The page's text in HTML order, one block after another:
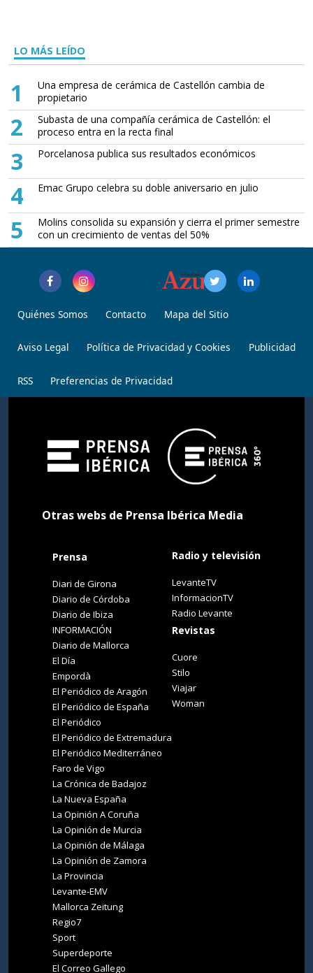
LO MÁS LEÍDO
1
Una empresa de cerámica de Castellón cambia de
propietario
2
Subasta de una compañía cerámica de Castellón: el
proceso entra en la recta final
3 Porcelanosa publica sus resultados económicos
4 Emac Grupo celebra su doble aniversario en julio
5
Molins consolida su expansión y cierra el primer semestre
con un crecimiento de ventas del 50%
Quiénes Somos Contacto Mapa del Sitio
Aviso Legal Política de Privacidad y Cookies Publicidad
RSS Preferencias de Privacidad
Otras webs de Prensa Ibérica Media
Prensa
Diari de Girona
Diario de Córdoba
Diario de Ibiza
INFORMACIÓN
Diario de Mallorca
El Día
Empordà
El Periódico de Aragón
El Periódico de España
El Periódico
El Periódico de Extremadura
El Periódico Mediterráneo
Faro de Vigo
La Crónica de Badajoz
La Nueva España
La Opinión A Coruña
La Opinión de Murcia
La Opinión de Málaga
La Opinión de Zamora
La Provincia
Levante-EMV
Mallorca Zeitung
Regio7
Sport
Superdeporte
El Correo Gallego
Radio y televisión
LevanteTV
InformacionTV
Radio Levante
Revistas
Cuore
Stilo
Viajar
Woman